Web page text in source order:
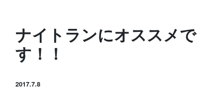
足育
Runner's ピラティス
お知らせ
ナイトランにオススメで
す！！
2017.7.8